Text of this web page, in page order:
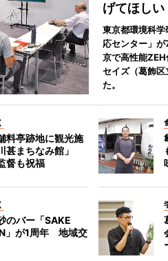
げてほしい
東京都環境科
応センター」
京で高性能ZEH
セイズ（葛飾
た。
料亭跡地に観光施
甚まちなみ館」
督も祝福
のバー「SAKE
」が1周年 地域交